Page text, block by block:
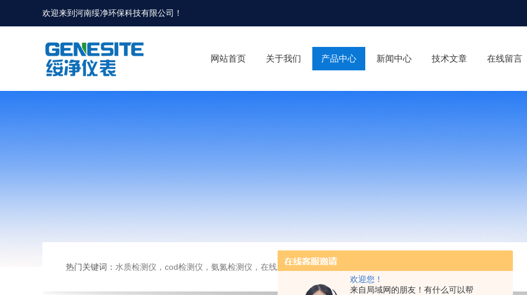
欢迎您！
来自局域网的朋友！有什么可以帮
欢迎来到河南绥净环保科技有限公司！
网站首页 关于我们 产品中心 新闻中心 技术文章 在线留言
热门关键词： 水质检测仪，cod检测仪，氨氮检测仪，在线水质监测仪，水质分析仪，水质检测传感器，氨氮快速测定仪，总磷测定仪，总氮测定仪，多参数水质分析仪，BOD测定仪，余氯分析仪，农药残留检测仪，水质环保仪器